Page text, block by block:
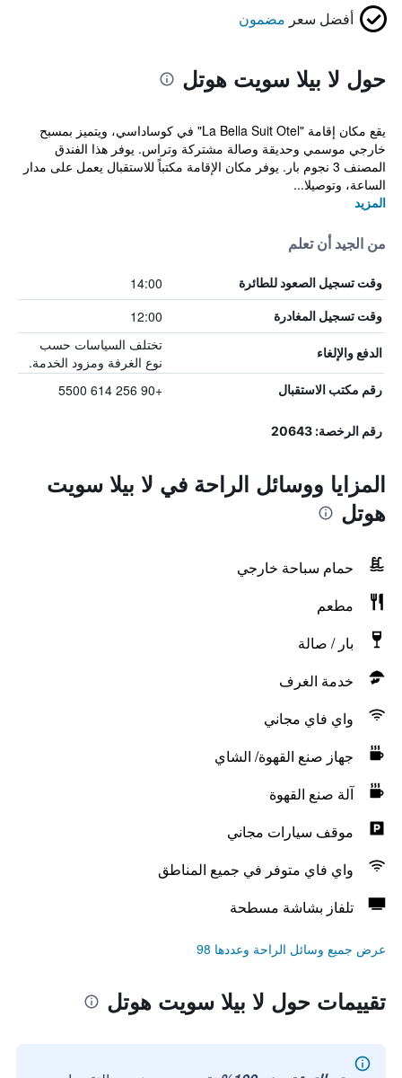
أفضل سعر مضمون
حول لا بيلا سويت هوتل
يقع مكان إقامة "La Bella Suit Otel" في كوساداسي، ويتميز بمسبح
خارجي موسمي وحديقة وصالة مشتركة وتراس. يوفر هذا الفندق
المصنف 3 نجوم بار. يوفر مكان الإقامة مكتباً للاستقبال يعمل على مدار
الساعة، وتوصيلا...
المزيد
من الجيد أن تعلم
وقت تسجيل الصعود للطائرة 14:00
وقت تسجيل المغادرة 12:00
الدفع والإلغاء
تختلف السياسات حسب
نوع الغرفة ومزود الخدمة.
رقم مكتب الاستقبال +90 256 614 5500
رقم الرخصة: 20643
المزايا ووسائل الراحة في لا بيلا سويت
هوتل
حمام سباحة خارجي
مطعم
بار / صالة
خدمة الغرف
واي فاي مجاني
جهاز صنع القهوة/ الشاي
آلة صنع القهوة
موقف سيارات مجاني
واي فاي متوفر في جميع المناطق
تلفاز بشاشة مسطحة
عرض جميع وسائل الراحة وعددها 98
تقييمات حول لا بيلا سويت هوتل